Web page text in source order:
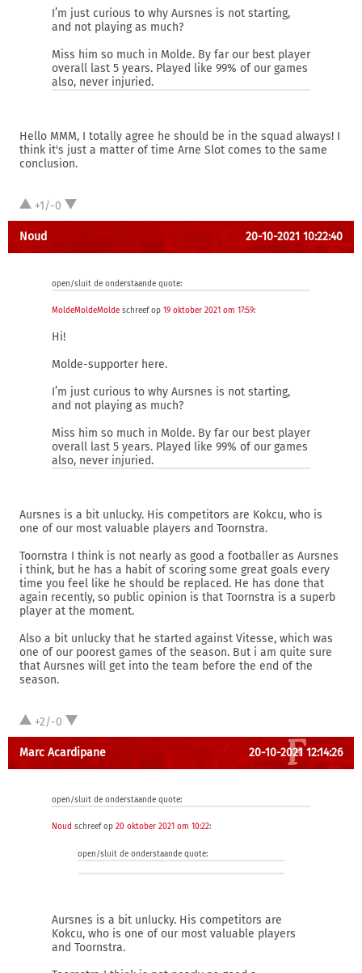
I’m just curious to why Aursnes is not starting,
and not playing as much?
Miss him so much in Molde. By far our best player
overall last 5 years. Played like 99% of our games
also, never injuried.
Hello MMM, I totally agree he should be in the squad always! I
think it's just a matter of time Arne Slot comes to the same
conclusion.
+1/-0
Noud 20-10-2021 10:22:40
open/sluit de onderstaande quote:
MoldeMoldeMolde schreef op 19 oktober 2021 om 17:59:
Hi!
Molde-supporter here.
I’m just curious to why Aursnes is not starting,
and not playing as much?
Miss him so much in Molde. By far our best player
overall last 5 years. Played like 99% of our games
also, never injuried.
Aursnes is a bit unlucky. His competitors are Kokcu, who is
one of our most valuable players and Toornstra.
Toornstra I think is not nearly as good a footballer as Aursnes
i think, but he has a habit of scoring some great goals every
time you feel like he should be replaced. He has done that
again recently, so public opinion is that Toornstra is a superb
player at the moment.
Also a bit unlucky that he started against Vitesse, which was
one of our poorest games of the season. But i am quite sure
that Aursnes will get into the team before the end of the
season.
+2/-0
Marc Acardipane 20-10-2021 12:14:26
open/sluit de onderstaande quote:
Noud schreef op 20 oktober 2021 om 10:22:
open/sluit de onderstaande quote:
Aursnes is a bit unlucky. His competitors are
Kokcu, who is one of our most valuable players
and Toornstra.